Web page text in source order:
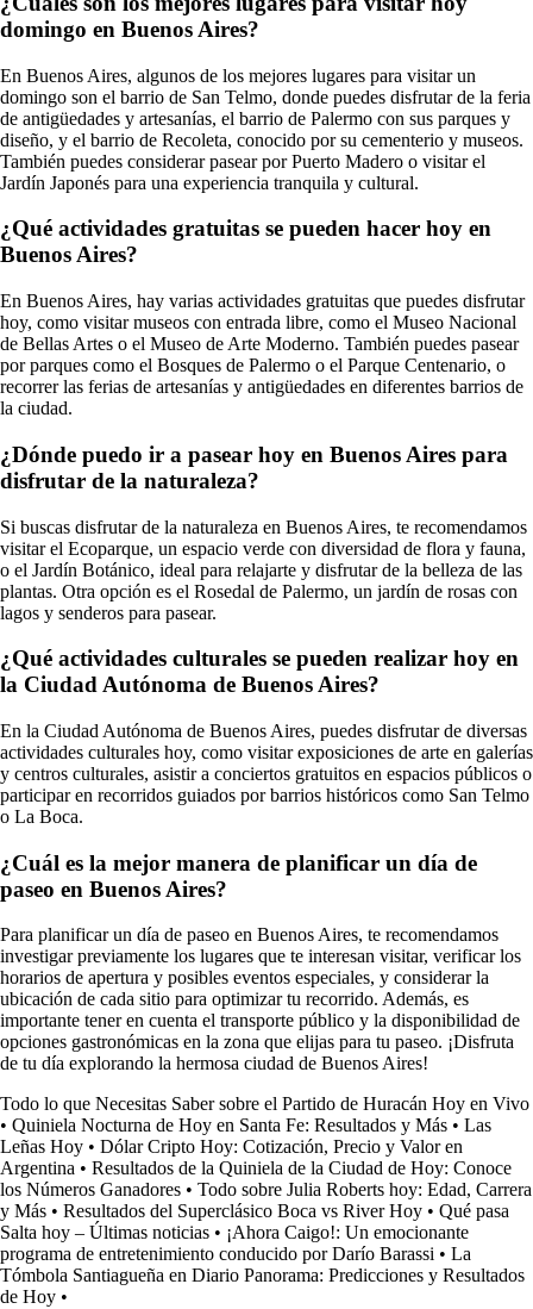
domingo en Buenos Aires?
En Buenos Aires, algunos de los mejores lugares para visitar un
domingo son el barrio de San Telmo, donde puedes disfrutar de la feria
de antigüedades y artesanías, el barrio de Palermo con sus parques y
diseño, y el barrio de Recoleta, conocido por su cementerio y museos.
También puedes considerar pasear por Puerto Madero o visitar el
Jardín Japonés para una experiencia tranquila y cultural.
¿Qué actividades gratuitas se pueden hacer hoy en
Buenos Aires?
En Buenos Aires, hay varias actividades gratuitas que puedes disfrutar
hoy, como visitar museos con entrada libre, como el Museo Nacional
de Bellas Artes o el Museo de Arte Moderno. También puedes pasear
por parques como el Bosques de Palermo o el Parque Centenario, o
recorrer las ferias de artesanías y antigüedades en diferentes barrios de
la ciudad.
¿Dónde puedo ir a pasear hoy en Buenos Aires para
disfrutar de la naturaleza?
Si buscas disfrutar de la naturaleza en Buenos Aires, te recomendamos
visitar el Ecoparque, un espacio verde con diversidad de flora y fauna,
o el Jardín Botánico, ideal para relajarte y disfrutar de la belleza de las
plantas. Otra opción es el Rosedal de Palermo, un jardín de rosas con
lagos y senderos para pasear.
¿Qué actividades culturales se pueden realizar hoy en
la Ciudad Autónoma de Buenos Aires?
En la Ciudad Autónoma de Buenos Aires, puedes disfrutar de diversas
actividades culturales hoy, como visitar exposiciones de arte en galerías
y centros culturales, asistir a conciertos gratuitos en espacios públicos o
participar en recorridos guiados por barrios históricos como San Telmo
o La Boca.
¿Cuál es la mejor manera de planificar un día de
paseo en Buenos Aires?
Para planificar un día de paseo en Buenos Aires, te recomendamos
investigar previamente los lugares que te interesan visitar, verificar los
horarios de apertura y posibles eventos especiales, y considerar la
ubicación de cada sitio para optimizar tu recorrido. Además, es
importante tener en cuenta el transporte público y la disponibilidad de
opciones gastronómicas en la zona que elijas para tu paseo. ¡Disfruta
de tu día explorando la hermosa ciudad de Buenos Aires!
Todo lo que Necesitas Saber sobre el Partido de Huracán Hoy en Vivo
• Quiniela Nocturna de Hoy en Santa Fe: Resultados y Más • Las
Leñas Hoy • Dólar Cripto Hoy: Cotización, Precio y Valor en
Argentina • Resultados de la Quiniela de la Ciudad de Hoy: Conoce
los Números Ganadores • Todo sobre Julia Roberts hoy: Edad, Carrera
y Más • Resultados del Superclásico Boca vs River Hoy • Qué pasa
Salta hoy – Últimas noticias • ¡Ahora Caigo!: Un emocionante
programa de entretenimiento conducido por Darío Barassi • La
Tómbola Santiagueña en Diario Panorama: Predicciones y Resultados
de Hoy •